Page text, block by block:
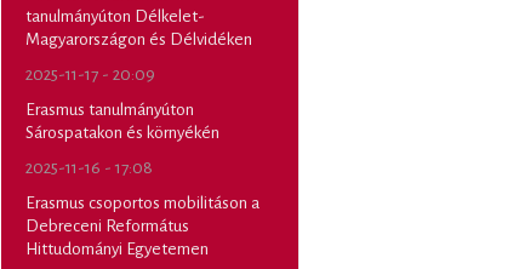
tanulmányúton Délkelet-
Magyarországon és Délvidéken
2025-11-17 - 20:09
Erasmus tanulmányúton
Sárospatakon és környékén
2025-11-16 - 17:08
Erasmus csoportos mobilitáson a
Debreceni Református
Hittudományi Egyetemen